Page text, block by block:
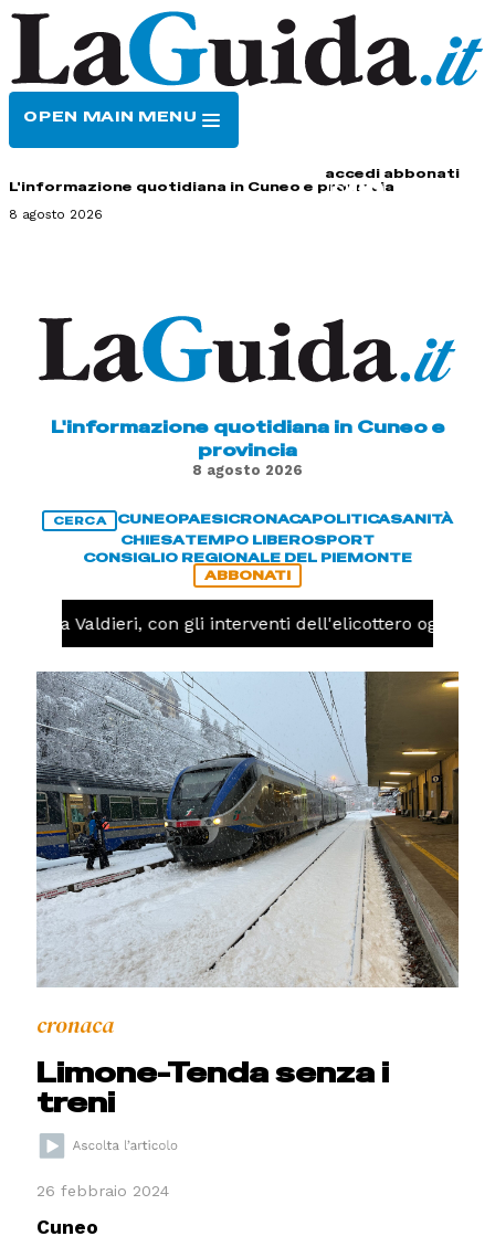
OPEN MAIN MENU
accedi abbonati
L'informazione quotidiana in Cuneo e provincia
8 agosto 2026
L'informazione quotidiana in Cuneo e
provincia
8 agosto 2026
CERCA CUNEOPAESICRONACAPOLITICASANITÀ
CHIESATEMPO LIBEROSPORT
CONSIGLIO REGIONALE DEL PIEMONTE
ABBONATI
a Valdieri, con gli interventi dell'elicottero oggi
cronaca
Limone-Tenda senza i
treni
26 febbraio 2024
Cuneo